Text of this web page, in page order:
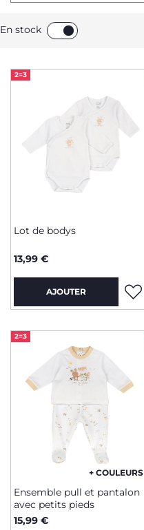
En stock
2=3
Lot de bodys
13,99 €
AJOUTER
2=3
+ COULEURS
Ensemble pull et pantalon
avec petits pieds
15,99 €